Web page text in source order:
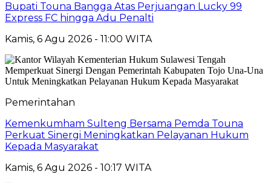
Bupati Touna Bangga Atas Perjuangan Lucky 99
Express FC hingga Adu Penalti
Kamis, 6 Agu 2026 - 11:00 WITA
Pemerintahan
Kemenkumham Sulteng Bersama Pemda Touna
Perkuat Sinergi Meningkatkan Pelayanan Hukum
Kepada Masyarakat
Kamis, 6 Agu 2026 - 10:17 WITA